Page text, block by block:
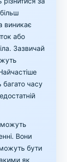
виникає
або
Зазвичай
часу
можуть
Вони
бути
як